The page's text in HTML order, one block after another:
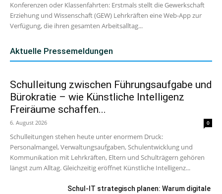
Konferenzen oder Klassenfahrten: Erstmals stellt die Gewerkschaft
Erziehung und Wissenschaft (GEW) Lehrkräften eine Web-App zur
Verfügung, die ihren gesamten Arbeitsalltag...
Aktuelle Pressemeldungen
Schulleitung zwischen Führungsaufgabe und
Bürokratie – wie Künstliche Intelligenz
Freiräume schaffen...
6. August 2026 0
Schulleitungen stehen heute unter enormem Druck:
Personalmangel, Verwaltungsaufgaben, Schulentwicklung und
Kommunikation mit Lehrkräften, Eltern und Schulträgern gehören
längst zum Alltag. Gleichzeitig eröffnet Künstliche Intelligenz...
Schul-IT strategisch planen: Warum digitale